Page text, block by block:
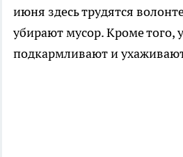
июня здесь трудятся
убирают мусор. Кроме того,
подкармливают и